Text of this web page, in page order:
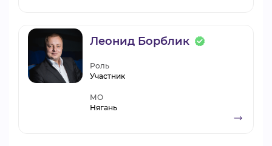
Леонид Борблик
Роль
Участник
МО
Нягань